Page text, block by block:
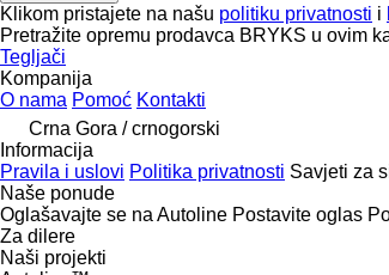
Klikom pristajete na našu politiku privatnosti i
Pretražite opremu prodavca BRYKS u ovim
Tegljači
Kompanija
O nama Pomoć Kontakti
Crna Gora / crnogorski
Informacija
Pravila i uslovi Politika privatnosti Savjeti za
Naše ponude
Oglašavajte se na Autoline Postavite oglas
Za dilere
Naši projekti